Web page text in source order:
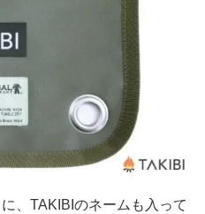
、TAKIBIのネームも入って